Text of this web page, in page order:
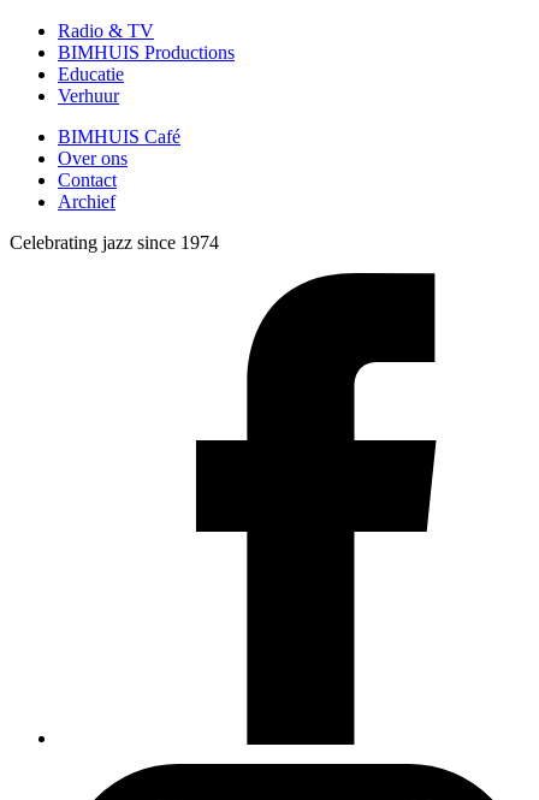
Radio & TV
BIMHUIS Productions
Educatie
Verhuur
BIMHUIS Café
Over ons
Contact
Archief
Celebrating jazz since 1974